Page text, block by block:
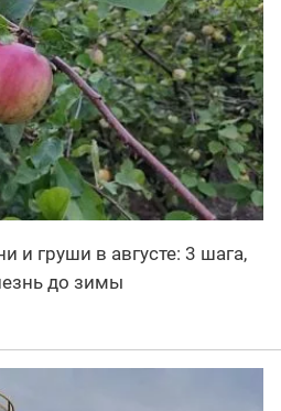
и груши в августе: 3 шага,
до зимы